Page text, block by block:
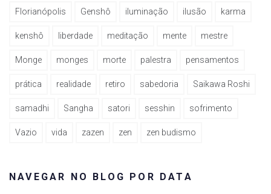
Florianópolis Genshô iluminação ilusão karma
kenshô liberdade meditação mente mestre
Monge monges morte palestra pensamentos
prática realidade retiro sabedoria Saikawa Roshi
samadhi Sangha satori sesshin sofrimento
Vazio vida zazen zen zen budismo
NAVEGAR NO BLOG POR DATA